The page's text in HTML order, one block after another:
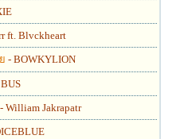
ft. Blvckheart
- BOWKYLION
- William Jakrapatr